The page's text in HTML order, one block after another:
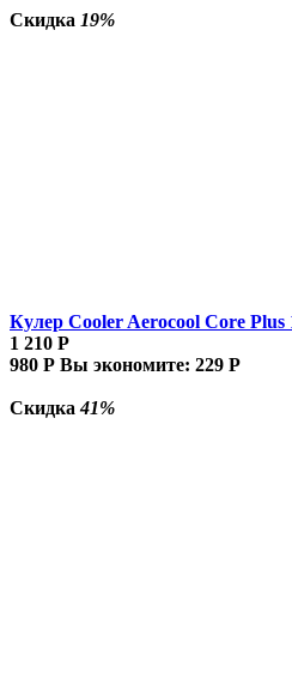
Скидка 19%
Кулер Cooler Aerocool Core Plus
1 210 Р
980 Р Вы экономите: 229 Р
Скидка41%